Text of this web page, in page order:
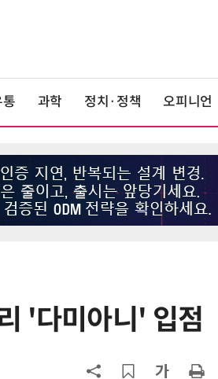
과학 정치·정책 오피니언
'다미아니' 입점
상생협력법 개정안 '플랫폼 이중족